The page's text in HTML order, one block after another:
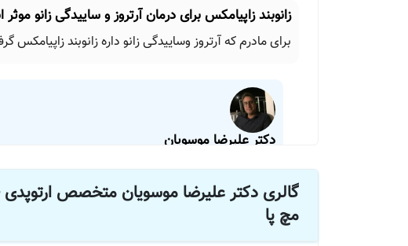
زانوبند زاپیامکس برای درمان آرتروز و ساییدگی زانو
برای مادرم که آرتروز وساییدگی زانو داره زانوبند زاپیامکس
دکتر علیرضا موسویان
سلام من از این امپول استفاده نکردم و تجربه ای
خوبه
درمان چرخش لگن و اسپاسم شدید و لنگ زدن پای
گالری دکتر علیرضا موسویان متخصص
مچ پا